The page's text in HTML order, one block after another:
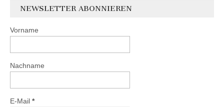
NEWSLETTER ABONNIEREN
Vorname
Nachname
E-Mail *